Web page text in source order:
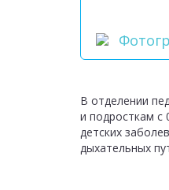
В отделении
и подросткам с
детских
дыхательных